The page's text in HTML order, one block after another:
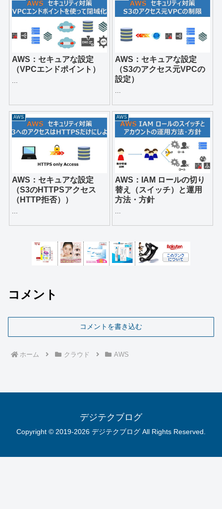
AWS：セキュアな設定
（VPCエンドポイント）
AWS：セキュアな設定
（S3のアクセス元VPCの
設定）
AWS
AWS：セキュアな設定
（S3のHTTPSアクセス
（HTTP拒否））
...
AWS
AWS：IAM ロールの切り
替え（スイッチ）と運用
方法・方針
...
コメント
コメントを書き込む
ホーム クラウド AWS
デジテクブログ
Copyright © 2019-2026 デジテクブログ All Rights Reserved.